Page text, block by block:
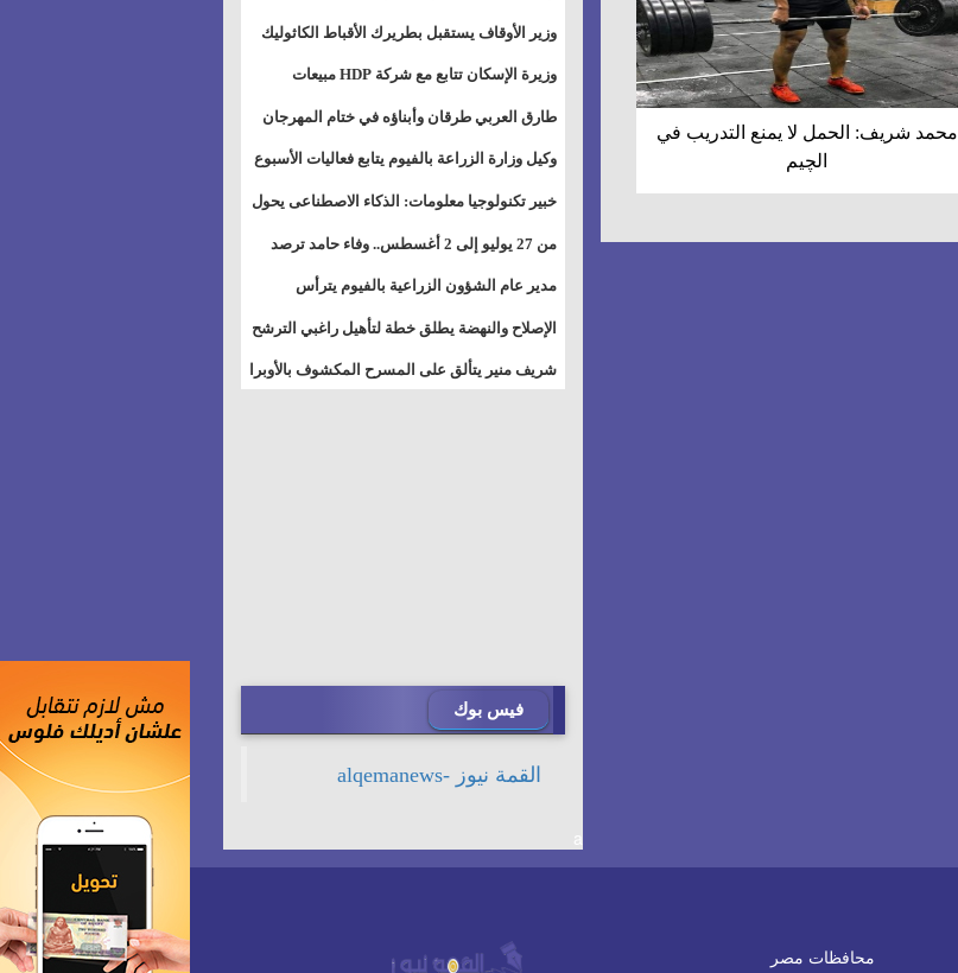
محمد شريف: الحمل لا يمنع التدريب في
الچيم
الأستاذ بجامعة هارفارد توسيع برامج التوعية
وزير الأوقاف يستقبل بطريرك الأقباط الكاثوليك
وزيرة الإسكان تتابع مع شركة HDP مبيعات
وتسويق مشروعات المدن الجديدة
طارق العربي طرقان وأبناؤه في ختام المهرجان
الصيفي للموسيقى والغناء بالمسرح المكشوف
وكيل وزارة الزراعة بالفيوم يتابع فعاليات الأسبوع
خبير تكنولوجيا معلومات: الذكاء الاصطناعى يحول
المستخدم إلى سلعة فى اقتصاد الانتباه
من 27 يوليو إلى 2 أغسطس.. وفاء حامد ترصد
تأثيرات أقوى الاتصالات الفلكية على الأبراج
مدير عام الشؤون الزراعية بالفيوم يترأس
الاجتماع الدوري لمتابعة الحصر الحيازي الجديدة
الإصلاح والنهضة يطلق خطة لتأهيل راغبي الترشح
للمجالس الشعبية المحلية ويستعرض خطط
أماناته بالمحافظات
شريف منير يتألق على المسرح المكشوف بالأوبرا
فيس بوك
a
محافظات مصر